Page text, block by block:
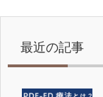
最近の記事